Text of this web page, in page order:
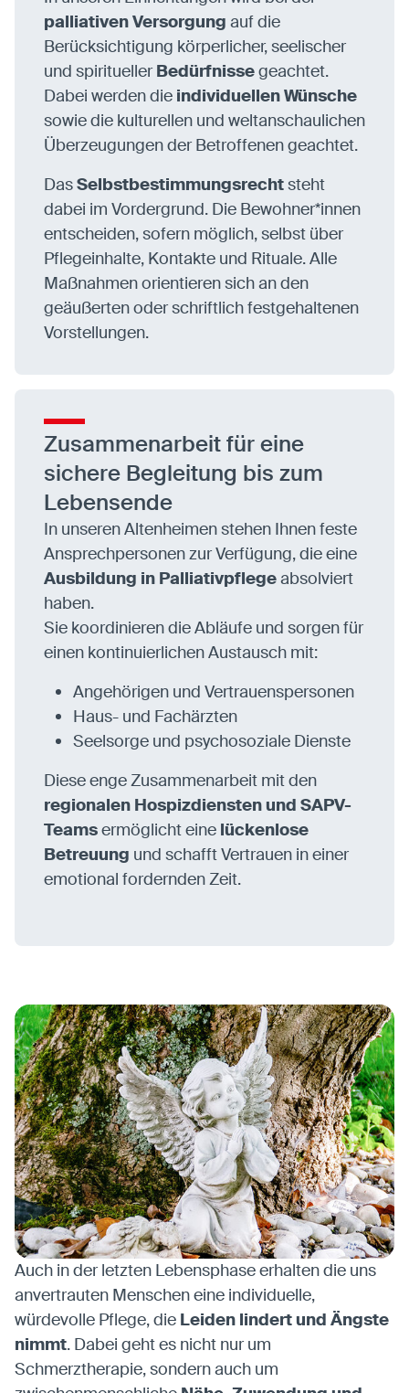
palliativen Versorgung auf die
Berücksichtigung körperlicher, seelischer
und spiritueller Bedürfnissegeachtet.
Dabei werden die individuellen Wünsche
sowie die kulturellen und weltanschaulichen
Überzeugungen der Betroffenen geachtet.
DasSelbstbestimmungsrechtsteht
dabei im Vordergrund. Die Bewohner*innen
entscheiden, sofern möglich, selbst über
Pflegeinhalte, Kontakte und Rituale. Alle
Maßnahmen orientieren sich an den
geäußerten oder schriftlich festgehaltenen
Vorstellungen.
Zusammenarbeit für eine
sichere Begleitung bis zum
Lebensende
In unseren Altenheimen stehen Ihnen feste
Ansprechpersonen zur Verfügung, die eine
Ausbildung in Palliativpflegeabsolviert
haben.
Sie koordinieren die Abläufe und sorgen für
einen kontinuierlichen Austausch mit:
Angehörigen und Vertrauenspersonen
Haus- und Fachärzten
Seelsorge und psychosoziale Dienste
Diese enge Zusammenarbeit mit den
regionalen Hospizdiensten und SAPV-
Teamsermöglicht eine lückenlose
Betreuung und schafft Vertrauen in einer
emotional fordernden Zeit.
Auch in der letzten Lebensphase erhalten die uns
anvertrauten Menschen eine individuelle,
würdevolle Pflege, die Leiden lindert und Ängste
nimmt. Dabei geht es nicht nur um
Schmerztherapie, sondern auch um